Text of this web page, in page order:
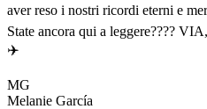
aver reso i nostri ricordi eterni e
State ancora qui a leggere????
✈️
MG
Melanie García